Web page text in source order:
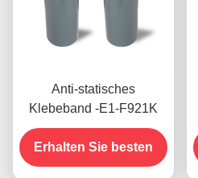
Anti-statisches
Klebeband -E1-F921K
Erhalten Sie besten